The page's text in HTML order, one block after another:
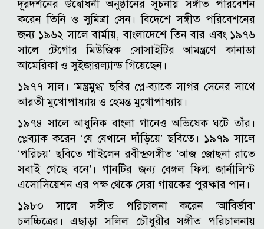
দূরদর্শনের উদ্বোধনী অনুষ্ঠানের সূচনায় সঙ্গীত পরিবেশন
করেন তিনি ও সুমিত্রা সেন। বিদেশে সঙ্গীত পরিবেশনের
জন্য ১৯৬২ সালে বার্মায়, বাংলাদেশে তিন বার এবং ১৯৭৬
সালে টেগোর মিউজিক সোসাইটির আমন্ত্রণে কানাডা
আমেরিকা ও সুইজারল্যান্ড গিয়েছেন।
১৯৭৭ সাল। ‘মন্ত্রমুগ্ধ’ ছবির প্লে-ব্যাকে সাগর সেনের সাথে
আরতী মুখোপাধ্যায় ও হেমন্ত মুখোপাধ্যায়।
১৯৭৪ সালে আধুনিক বাংলা গানেও অভিষেক ঘটে তাঁর।
প্লেব্যাক করেন ‘যে যেখানে দাঁড়িয়ে’ ছবিতে। ১৯৭৯ সালে
‘পরিচয়’ ছবিতে গাইলেন রবীন্দ্রসঙ্গীত ‘আজ জোছনা রাতে
সবাই গেছে বনে’। গানটির জন্য বেঙ্গল ফিল্ম জার্নালিস্ট
এসোসিয়েশন এর পক্ষ থেকে সেরা গায়কের পুরষ্কার পান।
১৯৮০ সালে সঙ্গীত পরিচালনা করেন ‘আবির্ভাব’
চলচ্চিত্রের। এছাড়া সলিল চৌধুরীর সঙ্গীত পরিচালনায়